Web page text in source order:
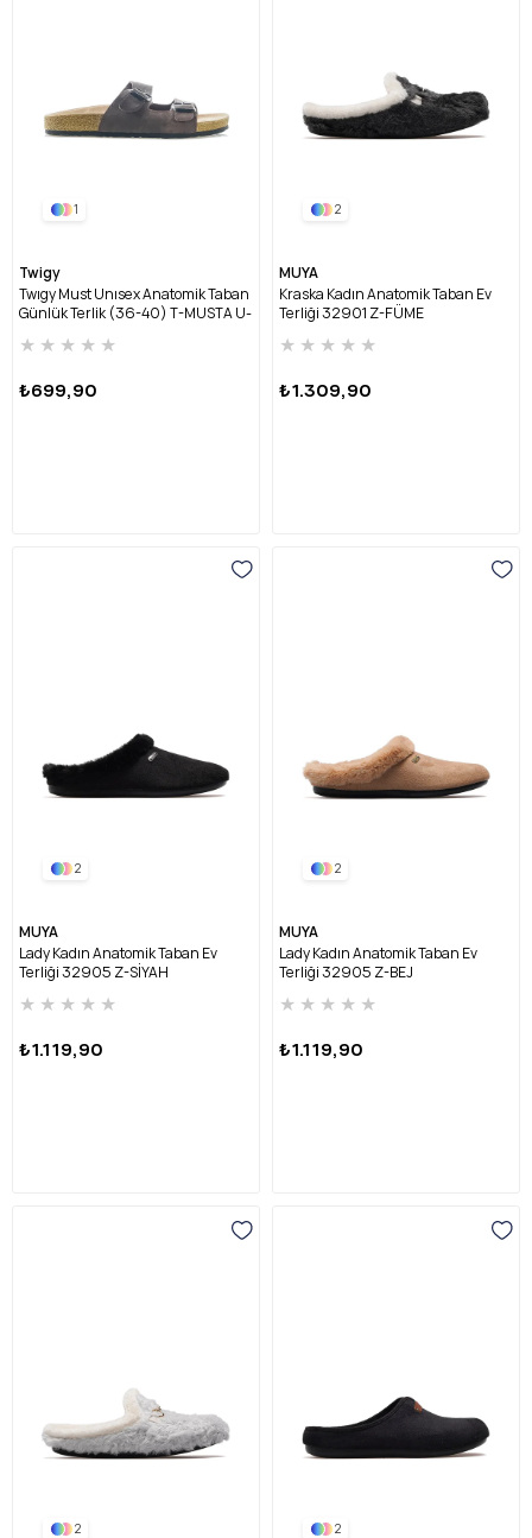
1
Twigy
Twıgy Must Unısex Anatomik Taban
Günlük Terlik (36-40) T-MUSTA U-
★ ★ ★ ★ ★
₺699,90
2
MUYA
Kraska Kadın Anatomik Taban Ev
Terliği 32901 Z-FÜME
★ ★ ★ ★ ★
₺1.309,90
2
MUYA
Lady Kadın Anatomik Taban Ev
Terliği 32905 Z-SİYAH
★ ★ ★ ★ ★
₺1.119,90
2
MUYA
Lady Kadın Anatomik Taban Ev
Terliği 32905 Z-BEJ
★ ★ ★ ★ ★
₺1.119,90
2 2